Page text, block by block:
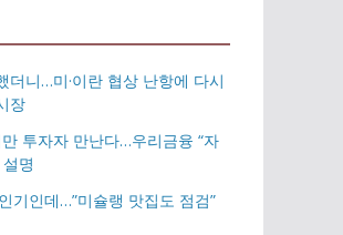
더니…미·이란 협상 난항에 다시
장
투자자 만난다…우리금융 “자
명
기인데…”미슐랭 맛집도 점검”